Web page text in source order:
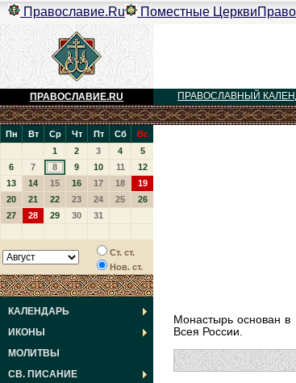
Православие.Ru Поместные Церкви
ПРАВОСЛАВИЕ.RU ПРАВОСЛАВНЫЙ
Пн Вт Ср Чт Пт Сб
Вс
1
2 3 4
5
6
7 8 9 10 11
12
13
14 15 16 17 18
19
20
21 22 23 24 25
26
27
28 29 30 31
Ст. ст.
Нов. ст.
КАЛЕНДАРЬ
ИКОНЫ
МОЛИТВЫ
СВ. ПИСАНИЕ
Монастырь основан в
Всея России.